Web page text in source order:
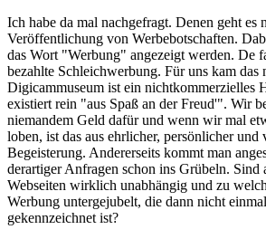
Ich habe da mal nachgefragt. Denen geht es
Veröffentlichung von Werbebotschaften.
das Wort "Werbung" angezeigt werden. De
bezahlte Schleichwerbung. Für uns kam das
Digicammuseum ist ein nichtkommerzielles
existiert rein "aus Spaß an der Freud'". Wir
niemandem Geld dafür und wenn wir mal
loben, ist das aus ehrlicher, persönlicher
Begeisterung. Andererseits kommt man
derartiger Anfragen schon ins Grübeln. Sind
Webseiten wirklich unabhängig und zu
Werbung untergejubelt, die dann nicht
gekennzeichnet ist?